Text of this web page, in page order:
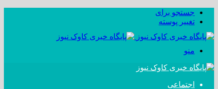
جستجو برای
تغییر پوسته
منو
اجتماعی